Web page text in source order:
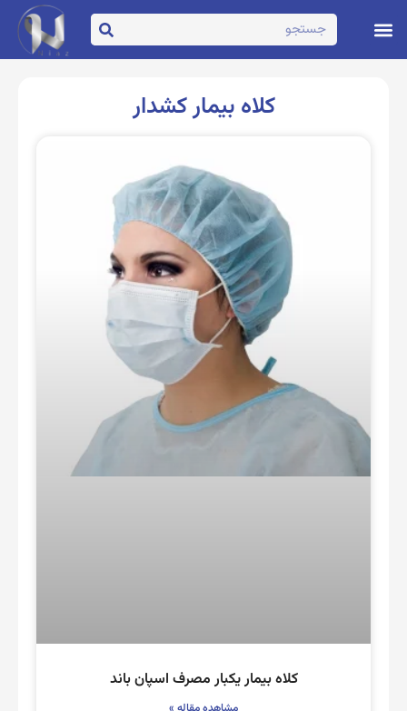
کلاه بیمار کشدار
کلاه بیمار یکبار مصرف اسپان باند